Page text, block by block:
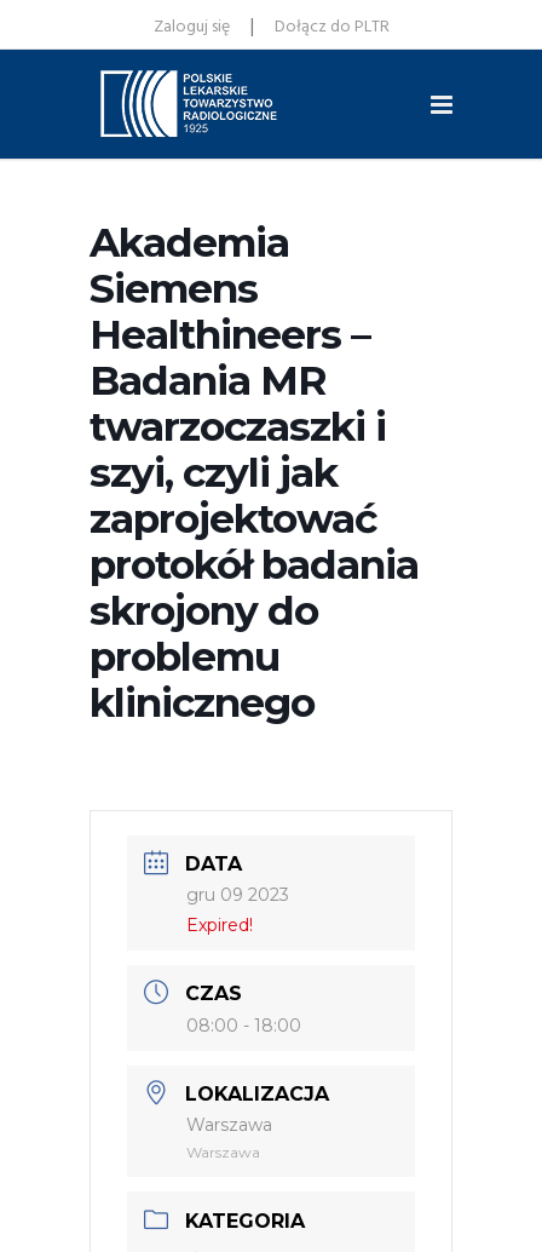
Zaloguj się | Dołącz do PLTR
Akademia
Siemens
Healthineers –
Badania MR
twarzoczaszki i
szyi, czyli jak
zaprojektować
protokół badania
skrojony do
problemu
klinicznego
DATA
gru 09 2023
Expired!
CZAS
08:00 - 18:00
LOKALIZACJA
Warszawa
Warszawa
KATEGORIA